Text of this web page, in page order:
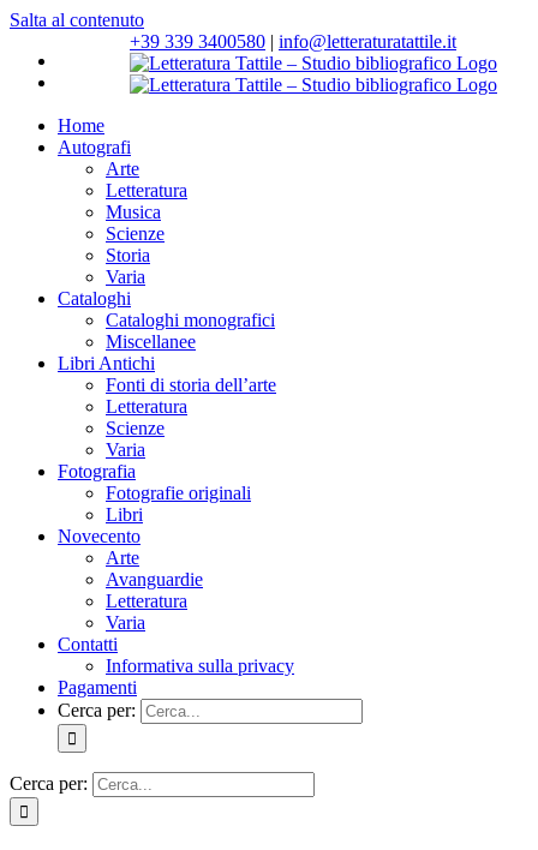
Salta al contenuto
+39 339 3400580 | info@letteraturatattile.it
Home
Autografi
Arte
Letteratura
Musica
Scienze
Storia
Varia
Cataloghi
Cataloghi monografici
Miscellanee
Libri Antichi
Fonti di storia dell’arte
Letteratura
Scienze
Varia
Fotografia
Fotografie originali
Libri
Novecento
Arte
Avanguardie
Letteratura
Varia
Contatti
Informativa sulla privacy
Pagamenti
Cerca per:
Cerca per: